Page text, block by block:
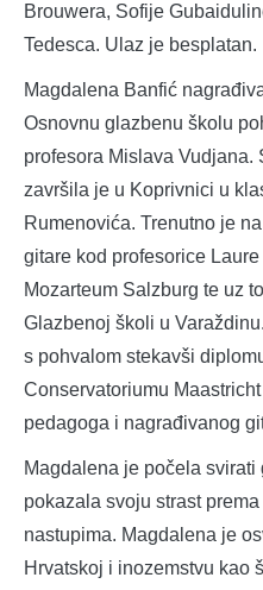
Brouwera, Sofije
Tedesca. Ulaz je besplatan.
Magdalena Banfić
Osnovnu glazbenu školu
profesora Mislava Vudjana.
završila je u Koprivnici u
Rumenovića. Trenutno je
gitare kod profesorice
Mozarteum Salzburg te uz
Glazbenoj školi u
s pohvalom stekavši
Conservatoriumu
pedagoga i nagrađivanog
Magdalena je počela
pokazala svoju strast
nastupima. Magdalena je
Hrvatskoj i inozemstvu kao